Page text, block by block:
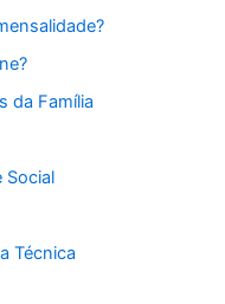
da Família
Social
Técnica